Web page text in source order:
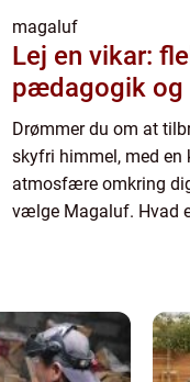
magaluf
Lej en vikar:
pædagogik og
Drømmer du om at
skyfri himmel, med en
atmosfære omkring
vælge Magaluf. Hvad